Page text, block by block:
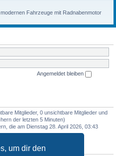
um dir den
Fahrzeuge mit Radnabenmotor
Angemeldet bleiben
Mitglieder, 0 unsichtbare Mitglieder und
der letzten 5 Minuten)
die am Dienstag 28. April 2026, 03:43